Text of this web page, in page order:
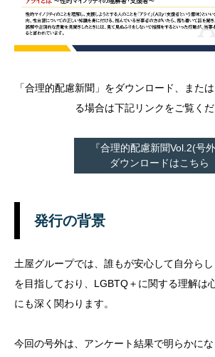
「合理的配慮新聞」をダウンロード、また
る場合は下記リンクをご覧くだ
『合理的配慮新聞Vol.2(号外
ダウンロードはこちら
発行の背景
土屋グループでは、誰もが安心して自分ら
を目指しており、LGBTQ＋に関する理解は
にも深く関わります。
今回の号外は、アンケート結果で明らかに